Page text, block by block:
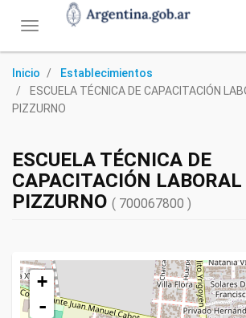
Toggle
Inicio
Establecimientos
ESCUELA TÉCNICA DE CAPACITACIÓN
PIZZURNO
ESCUELA TÉCNICA DE
CAPACITACIÓN LABORAL
PIZZURNO ( 700067800 )
+
-